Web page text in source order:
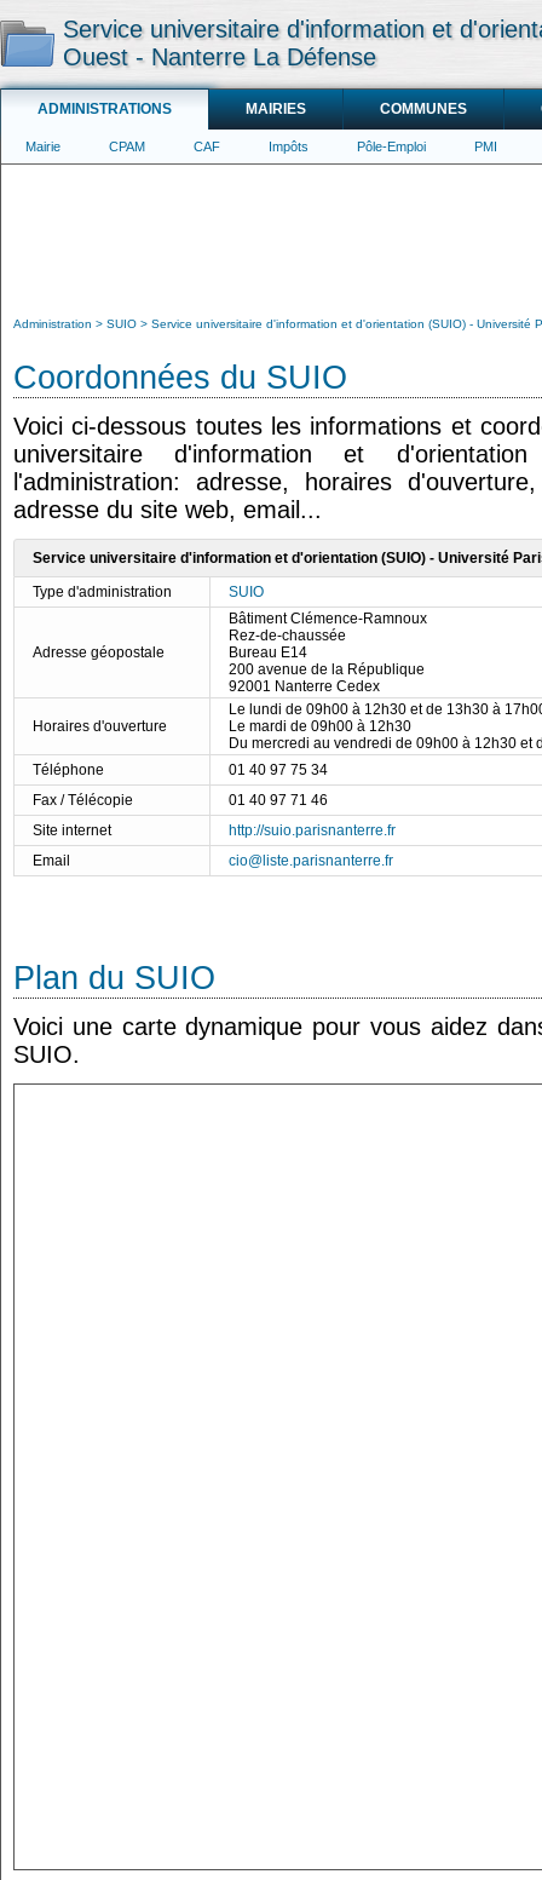
Service universitaire d'information et
Ouest - Nanterre La Défense
ADMINISTRATIONS MAIRIES COMMUNES
Mairie CPAM CAF Impôts Pôle-Emploi PMI
Administration SUIO Service universitaire d'information et d'orientation (SUIO) - Université
Coordonnées du SUIO
Voici ci-dessous toutes les informations et
universitaire d'information et
l'administration: adresse, horaires
adresse du site web, email...
Service universitaire d'information et d'orientation (SUIO) - Université
Type d'administration
SUIO
Adresse géopostale
Bâtiment Clémence-Ramnoux
Rez-de-chaussée
Bureau E14
200 avenue de la République
92001 Nanterre Cedex
Horaires d'ouverture
Le lundi de 09h00 à 12h30 et de 13h30 à
Le mardi de 09h00 à 12h30
Du mercredi au vendredi de 09h00 à 12h30 et
Téléphone
01 40 97 75 34
Fax / Télécopie
01 40 97 71 46
Site internet
http://suio.parisnanterre.fr
Email
cio@liste.parisnanterre.fr
Plan du SUIO
Voici une carte dynamique pour vous aidez
SUIO.